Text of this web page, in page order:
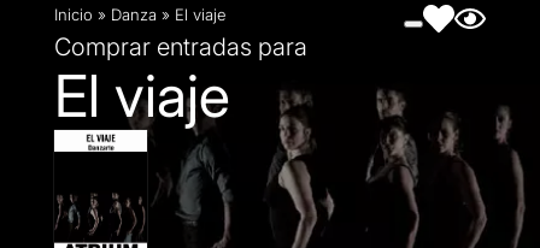
Inicio » Danza » El viaje
Comprar entradas para
El viaje